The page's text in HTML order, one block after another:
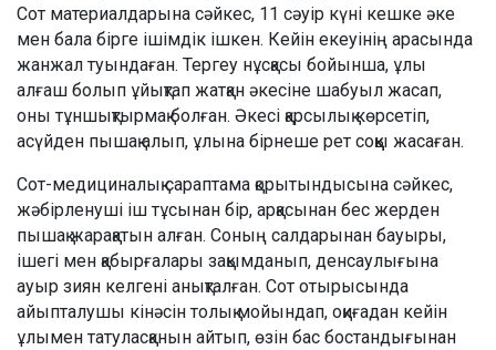
Сот материалдарына сәйкес, 11 сәуір күні кешке әке
мен бала бірге ішімдік ішкен. Кейін екеуінің арасында
жанжал туындаған. Тергеу нұсқасы бойынша, ұлы
алғаш болып ұйықтап жатқан әкесіне шабуыл жасап,
оны тұншықтырмақ болған. Әкесі қарсылық көрсетіп,
асүйден пышақ алып, ұлына бірнеше рет соққы жасаған.
Сот-медициналық сараптама қорытындысына сәйкес,
жәбірленуші іш тұсынан бір, арқасынан бес жерден
пышақ жарақатын алған. Соның салдарынан бауыры,
ішегі мен қабырғалары зақымданып, денсаулығына
ауыр зиян келгені анықталған. Сот отырысында
айыпталушы кінәсін толық мойындап, оқиғадан кейін
ұлымен татуласқанын айтып, өзін бас бостандығынан